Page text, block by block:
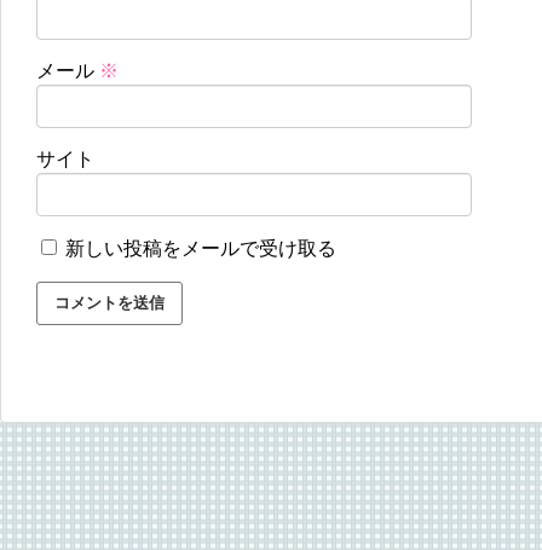
メール ※
サイト
新しい投稿をメールで受け取る